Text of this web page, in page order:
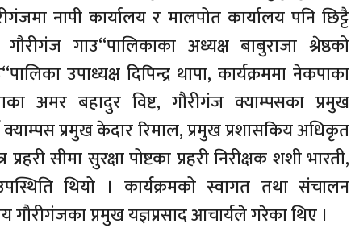
नापी कार्यालय र मालपोत कार्यालय पनि छिट्टै
गाउ“पालिकाका अध्यक्ष बाबुराजा श्रेष्ठको
उपाध्यक्ष दिपिन्द्र थापा, कार्यक्रममा नेकपाका
अमर बहादुर विष्ट, गौरीगंज क्याम्पसका प्रमुख
प्रमुख केदार रिमाल, प्रमुख प्रशासकिय अधिकृत
सीमा सुरक्षा पोष्टका प्रहरी निरीक्षक शशी भारती,
थियो । कार्यक्रमको स्वागत तथा संचालन
गौरीगंजका प्रमुख यज्ञप्रसाद आचार्यले गरेका थिए ।